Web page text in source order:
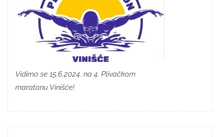
Vidimo se 15.6.2024. na 4. Plivačkom
maratonu Vinišće!